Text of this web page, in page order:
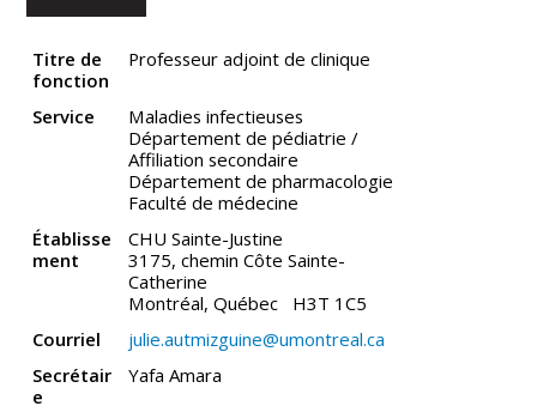
Titre de
fonction
Professeur adjoint de clinique
Service
Maladies infectieuses
Département de pédiatrie /
Affiliation secondaire
Département de pharmacologie
Faculté de médecine
Établisse
ment
CHU Sainte-Justine
3175, chemin Côte Sainte-
Catherine
Montréal, Québec H3T 1C5
Courriel
julie.autmizguine@umontreal.ca
Secrétair
e
Yafa Amara